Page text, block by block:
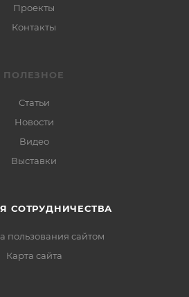
Проекты
Контакты
ПОЛЕЗНОЕ
Статьи
Новости
Видео
Выставки
СОТРУДНИЧЕСТВА
пользования сайтом
Карта сайта